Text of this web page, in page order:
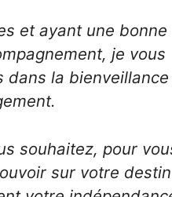
et ayant une bonne
je vous
dans la
souhaitez, pour
sur votre